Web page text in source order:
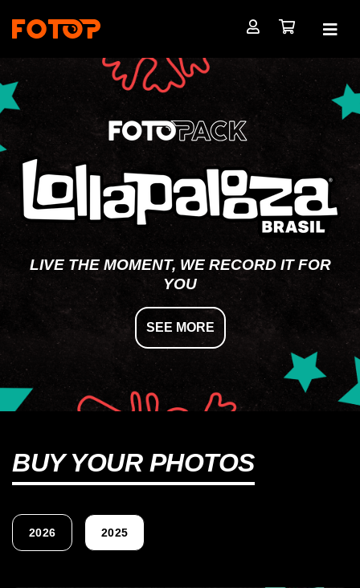
LIVE THE MOMENT, WE RECORD IT FOR
YOU
SEE MORE
BUY YOUR PHOTOS
2026 2025